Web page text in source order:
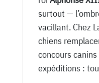
surtout —
vacillant. Chez
chiens
concours
expéditions :